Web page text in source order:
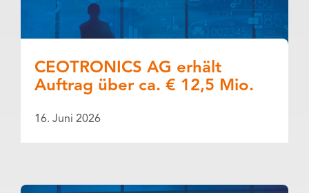
CEOTRONICS AG erhält
Auftrag über ca. € 12,5 Mio.
16. Juni 2026